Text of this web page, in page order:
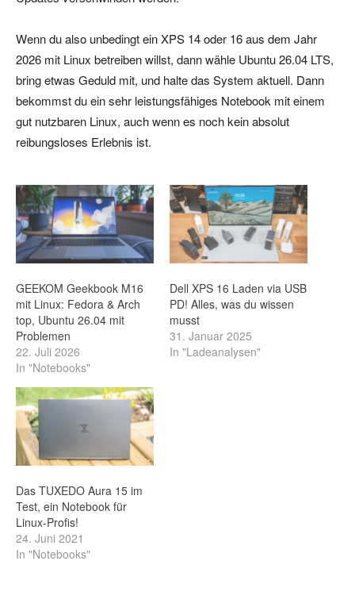
Wenn du also unbedingt ein XPS 14 oder 16 aus dem Jahr
2026 mit Linux betreiben willst, dann wähle Ubuntu 26.04 LTS,
bring etwas Geduld mit, und halte das System aktuell. Dann
bekommst du ein sehr leistungsfähiges Notebook mit einem
gut nutzbaren Linux, auch wenn es noch kein absolut
reibungsloses Erlebnis ist.
GEEKOM Geekbook M16
mit Linux: Fedora & Arch
top, Ubuntu 26.04 mit
Problemen
22. Juli 2026
In "Notebooks"
Dell XPS 16 Laden via USB
PD! Alles, was du wissen
musst
31. Januar 2025
In "Ladeanalysen"
Das TUXEDO Aura 15 im
Test, ein Notebook für
Linux-Profis!
24. Juni 2021
In "Notebooks"